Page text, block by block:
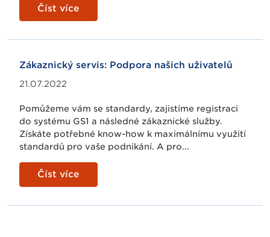
Číst více
Zákaznický servis: Podpora našich uživatelů
21.07.2022
Pomůžeme vám se standardy, zajistíme registraci
do systému GS1 a následné zákaznické služby.
Získáte potřebné know-how k maximálnímu využití
standardů pro vaše podnikání. A pro...
Číst více